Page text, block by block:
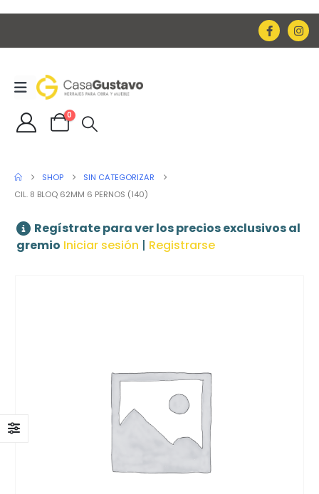
0
SHOP
SIN CATEGORIZAR
CIL. 8 BLOQ 62MM 6 PERNOS (140)
Regístrate para ver los precios exclusivos al
gremio Iniciar sesión | Registrarse